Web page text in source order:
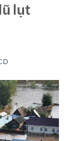
lụt